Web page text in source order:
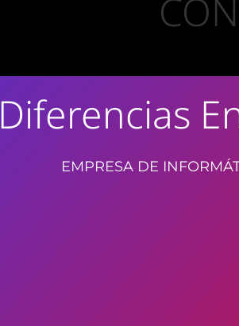
Diferencias
EMPRESA DE